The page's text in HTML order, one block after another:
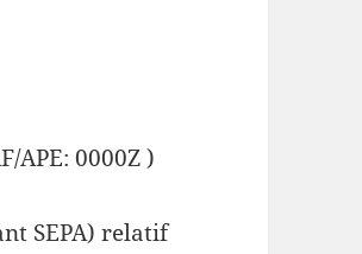
APE: 0000Z )
SEPA) relatif